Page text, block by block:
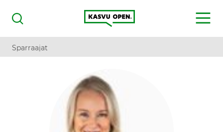
Haku
Kasvu Open
MENU
Sparraajat